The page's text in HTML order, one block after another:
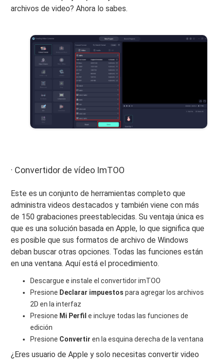
archivos de video? Ahora lo sabes.
· Convertidor de vídeo ImTOO
Este es un conjunto de herramientas completo que
administra videos destacados y también viene con más
de 150 grabaciones preestablecidas. Su ventaja única es
que es una solución basada en Apple, lo que significa que
es posible que sus formatos de archivo de Windows
deban buscar otras opciones. Todas las funciones están
en una ventana. Aquí está el procedimiento.
Descargue e instale el convertidor imTOO
Presione Declarar impuestospara agregar los archivos
2D en la interfaz
Presione Mi Perfile incluye todas las funciones de
edición
Presione Convertir en la esquina derecha de la ventana
¿Eres usuario de Apple y solo necesitas convertir video